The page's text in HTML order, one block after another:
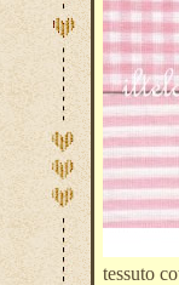
tessuto